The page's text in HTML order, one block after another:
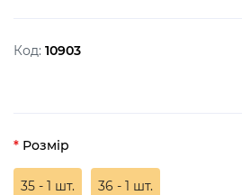
Код: 10903
Розмір
35 - 1 шт. 36 - 1 шт.